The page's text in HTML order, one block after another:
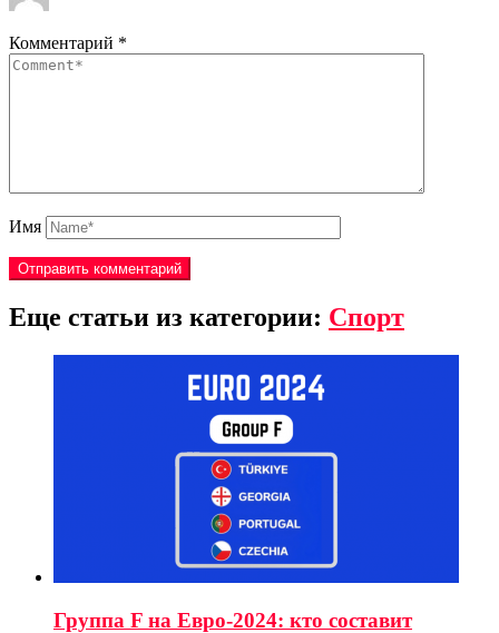
Комментарий *
Имя
Еще статьи из категории: Спорт
Группа F на Евро-2024: кто составит